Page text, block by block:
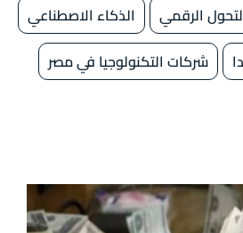
الرقمي
الذكاء الاصطناعي
شركات التكنولوجيا في مصر